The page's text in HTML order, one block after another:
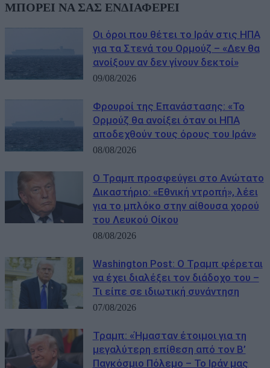
ΜΠΟΡΕΙ ΝΑ ΣΑΣ ΕΝΔΙΑΦΕΡΕΙ
Οι όροι που θέτει το Ιράν στις ΗΠΑ
για τα Στενά του Ορμούζ – «Δεν θα
ανοίξουν αν δεν γίνουν δεκτοί»
09/08/2026
Φρουροί της Επανάστασης: «Το
Ορμούζ θα ανοίξει όταν οι ΗΠΑ
αποδεχθούν τους όρους του Ιράν»
08/08/2026
Ο Τραμπ προσφεύγει στο Ανώτατο
Δικαστήριο: «Εθνική ντροπή», λέει
για το μπλόκο στην αίθουσα χορού
του Λευκού Οίκου
08/08/2026
Washington Post: Ο Τραμπ φέρεται
να έχει διαλέξει τον διάδοχο του –
Τι είπε σε ιδιωτική συνάντηση
07/08/2026
Τραμπ: «Ήμασταν έτοιμοι για τη
μεγαλύτερη επίθεση από τον Β’
Παγκόσμιο Πόλεμο – Το Ιράν μας